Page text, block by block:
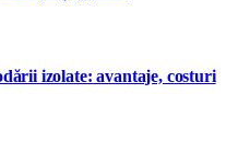
izolate: avantaje, costuri